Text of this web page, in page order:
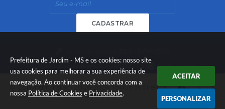
Prefeitura de Jardim - MS e os cookies: nosso site
usa cookies para melhorar a sua experiência de
navegação. Ao continuar você concorda com a
nossa Política de Cookies e Privacidade.
ACEITAR
PERSONALIZAR
CADASTRAR
Dados Abertos
© Copyright Instar - 2006-2026. Todos os direitos
reservados -Instar Tecnologia